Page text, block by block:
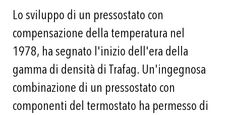
Lo sviluppo di un pressostato con
compensazione della temperatura nel
1978, ha segnato l'inizio dell'era della
gamma di densità di Trafag. Un'ingegnosa
combinazione di un pressostato con
componenti del termostato ha permesso di